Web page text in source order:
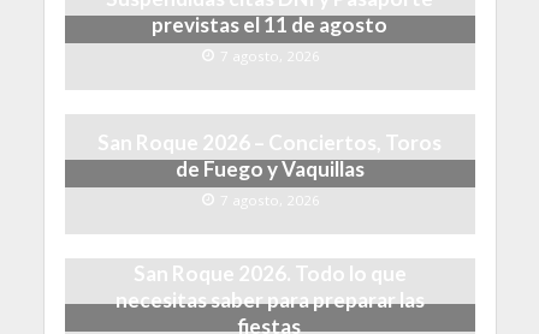
previstas el 11 de agosto
7 agosto, 2026
San Roque 2026 – Conciertos, Toros
de Fuego y Vaquillas
7 agosto, 2026
San Roque 2026. Todo lo que
necesitas saber para preparar las
fiestas